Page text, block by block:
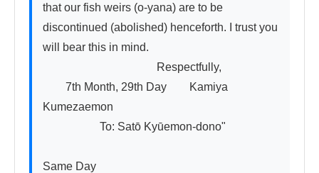
that our fish weirs (o-yana) are to be
discontinued (abolished) henceforth. I trust you
will bear this in mind.
Respectfully,
7th Month, 29th Day　　Kamiya
Kumezaemon
To: Satō Kyūemon-dono"
Same Day